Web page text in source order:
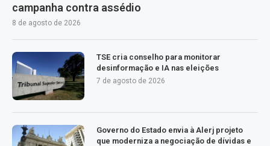
campanha contra assédio
8 de agosto de 2026
TSE cria conselho para monitorar
desinformação e IA nas eleições
7 de agosto de 2026
Governo do Estado envia à Alerj projeto
que moderniza a negociação de dívidas e